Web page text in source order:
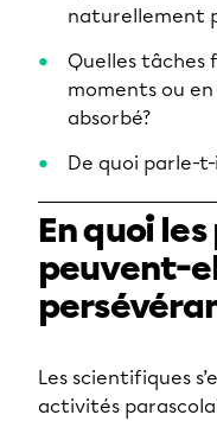
naturellement
Quelles tâches
moments ou
absorbé?
De quoi parle-
En quoi
peuvent-
Les scientifiques
activités